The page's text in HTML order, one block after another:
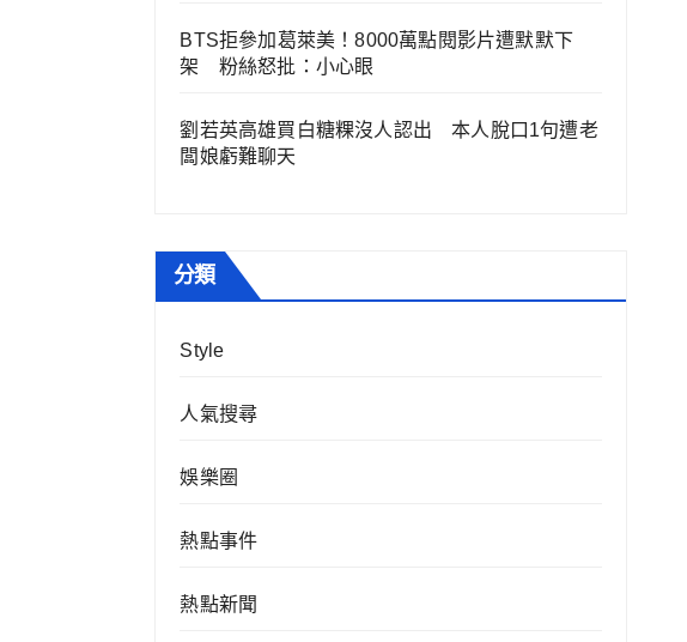
BTS拒參加葛萊美！8000萬點閱影片遭默默下
架 粉絲怒批：小心眼
劉若英高雄買白糖粿沒人認出 本人脫口1句遭老
闆娘虧難聊天
分類
Style
人氣搜尋
娛樂圈
熱點事件
熱點新聞